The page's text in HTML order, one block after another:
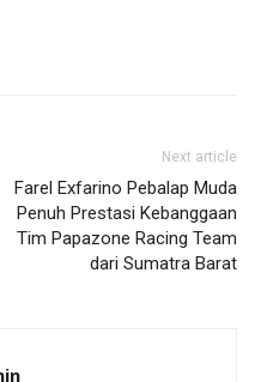
Next article
Farel Exfarino Pebalap Muda
Penuh Prestasi Kebanggaan
Tim Papazone Racing Team
dari Sumatra Barat